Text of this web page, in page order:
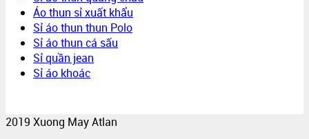
Áo thun sỉ xuất khẩu
Sỉ áo thun thun Polo
Sỉ áo thun cá sấu
Sỉ quần jean
Sỉ áo khoác
2019 Xuong May Atlan